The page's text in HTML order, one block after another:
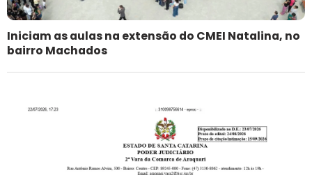
Iniciam as aulas na extensão do CMEI Natalina, no
bairro Machados